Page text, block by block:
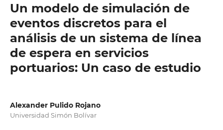
Un modelo de simulación de
eventos discretos para el
análisis de un sistema de línea
de espera en servicios
portuarios: Un caso de estudio
Alexander Pulido Rojano
Universidad Simón Bolívar